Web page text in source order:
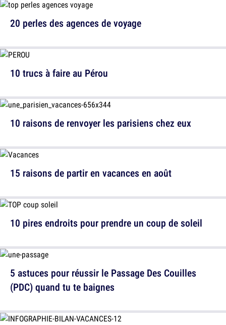
10 trucs à faire au Pérou
15 raisons de partir en vacances en août
5 astuces pour réussir le Passage Des Couilles
(PDC) quand tu te baignes
20 perles des agences de voyage
10 raisons de renvoyer les parisiens chez eux
10 pires endroits pour prendre un coup de soleil